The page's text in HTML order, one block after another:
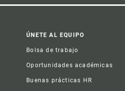
ÚNETE AL EQUIPO
Bolsa de trabajo
Oportunidades académicas
Buenas prácticas HR